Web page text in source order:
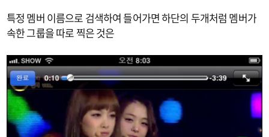
특정 멤버 이름으로 검색하여 들어가면 하단의 두개처럼 멤버가
속한 그룹을 따로 찍은 것은